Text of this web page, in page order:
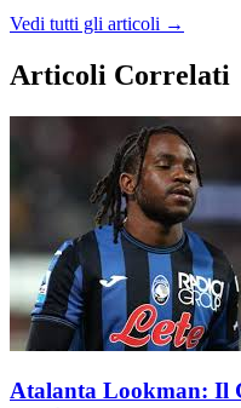
Vedi tutti gli articoli →
Articoli Correlati
Atalanta Lookman: Il